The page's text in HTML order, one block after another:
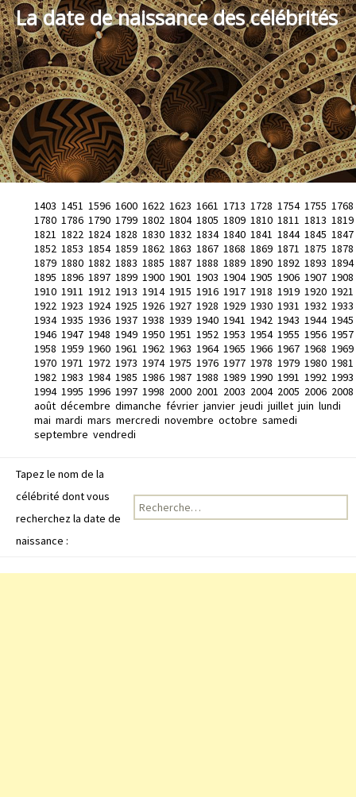
La date de naissance des célébrités
1403 1451 1596 1600 1622 1623 1661 1713 1728 1754 1755 1768
1780 1786 1790 1799 1802 1804 1805 1809 1810 1811 1813 1819
1821 1822 1824 1828 1830 1832 1834 1840 1841 1844 1845 1847
1852 1853 1854 1859 1862 1863 1867 1868 1869 1871 1875 1878
1879 1880 1882 1883 1885 1887 1888 1889 1890 1892 1893 1894
1895 1896 1897 1899 1900 1901 1903 1904 1905 1906 1907 1908
1910 1911 1912 1913 1914 1915 1916 1917 1918 1919 1920 1921
1922 1923 1924 1925 1926 1927 1928 1929 1930 1931 1932 1933
1934 1935 1936 1937 1938 1939 1940 1941 1942 1943 1944 1945
1946 1947 1948 1949 1950 1951 1952 1953 1954 1955 1956 1957
1958 1959 1960 1961 1962 1963 1964 1965 1966 1967 1968 1969
1970 1971 1972 1973 1974 1975 1976 1977 1978 1979 1980 1981
1982 1983 1984 1985 1986 1987 1988 1989 1990 1991 1992 1993
1994 1995 1996 1997 1998 2000 2001 2003 2004 2005 2006 2008
août décembre dimanche février janvier jeudi juillet juin lundi
mai mardi mars mercredi novembre octobre samedi
septembre vendredi
Tapez le nom de la
célébrité dont vous
recherchez la date de
naissance :
Recherche pour :